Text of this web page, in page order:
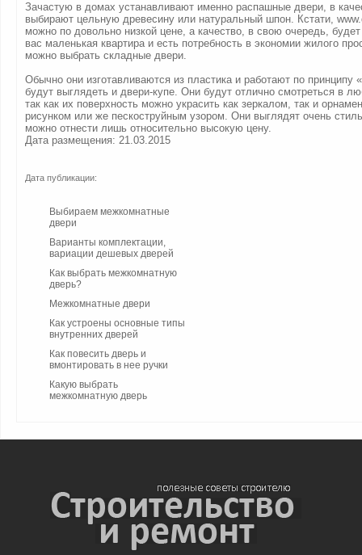
Зачастую в домах устанавливают именно распашные двери, в
выбирают цельную древесину или натуральный шпон. Кстати,
можно по довольно низкой цене, а качество, в свою очередь,
вас маленькая квартира и есть потребность в экономии жилого
можно выбрать складные двери.
Обычно они изготавливаются из пластика и работают по принципу
будут выглядеть и двери-купе. Они будут отлично смотреться в
так как их поверхность можно украсить как зеркалом, так и
рисунком или же пескоструйным узором. Они выглядят очень
можно отнести лишь относительно высокую цену.
Дата размещения: 21.03.2015
Дата публикации:
Выбираем межкомнатные
двери
Варианты комплектации,
вариации дешевых дверей
Как выбрать межкомнатную
дверь?
Межкомнатные двери
Как устроены основные типы
внутренних дверей
Как повесить дверь и
вмонтировать в нее ручки
Какую выбрать
межкомнатную дверь